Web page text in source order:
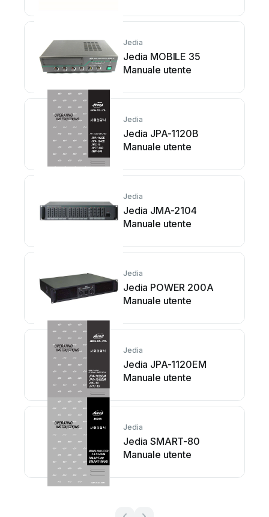
Jedia
Jedia MOBILE 35
Manuale utente
Jedia
Jedia JPA-1120B
Manuale utente
Jedia
Jedia JMA-2104
Manuale utente
Jedia
Jedia POWER 200A
Manuale utente
Jedia
Jedia JPA-1120EM
Manuale utente
Jedia
Jedia SMART-80
Manuale utente